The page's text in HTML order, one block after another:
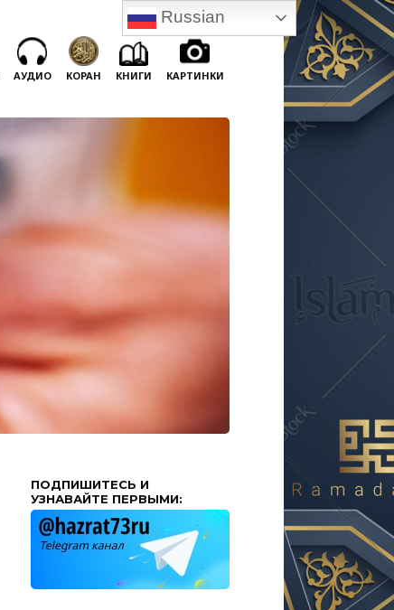
АУДИО КОРАН КНИГИ КАРТИНКИ
ПОДПИШИТЕСЬ И
УЗНАВАЙТЕ ПЕРВЫМИ:
Russian